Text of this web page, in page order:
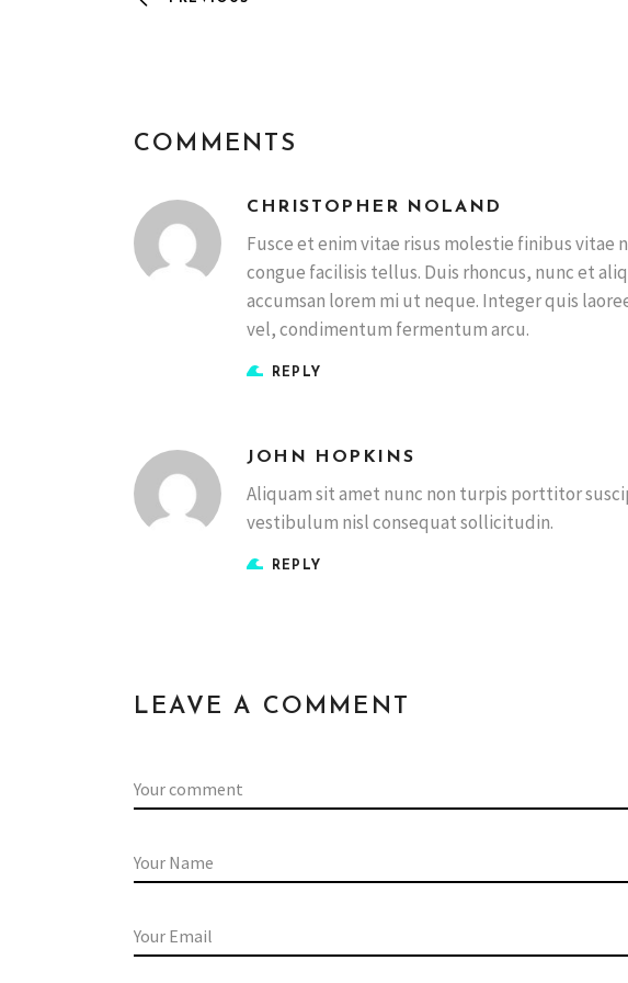
COMMENTS
CHRISTOPHER NOLAND
Fusce et enim vitae risus molestie finibus
congue facilisis tellus. Duis rhoncus, nunc et
accumsan lorem mi ut neque. Integer quis
vel, condimentum fermentum arcu.
REPLY
JOHN HOPKINS
Aliquam sit amet nunc non turpis porttitor
vestibulum nisl consequat sollicitudin.
REPLY
LEAVE A COMMENT